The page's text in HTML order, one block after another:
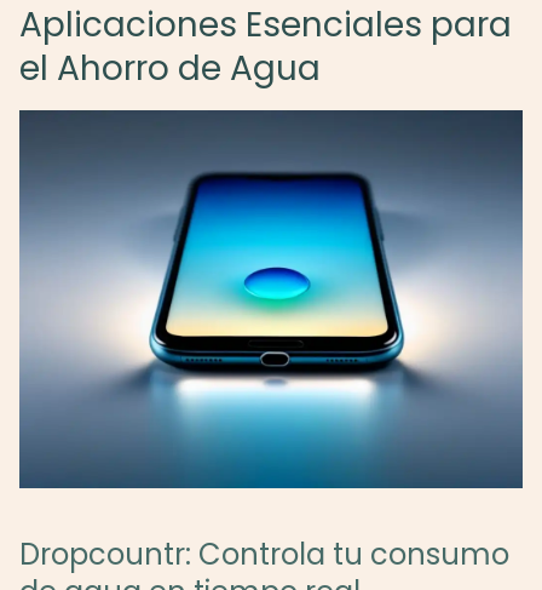
Aplicaciones Esenciales para
el Ahorro de Agua
Dropcountr: Controla tu consumo